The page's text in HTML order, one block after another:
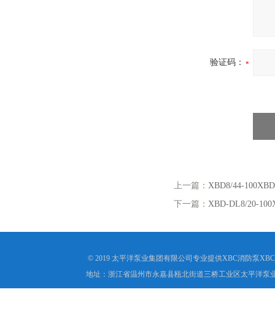
验证码：
上一篇： XBD8/44-
下一篇： XBD-DL8/20-
© 2019 太平洋泵业集团有限公司专业提供XBC消防泵
地址：浙江省温州市永嘉县瓯北街道三桥工业区太平洋泵